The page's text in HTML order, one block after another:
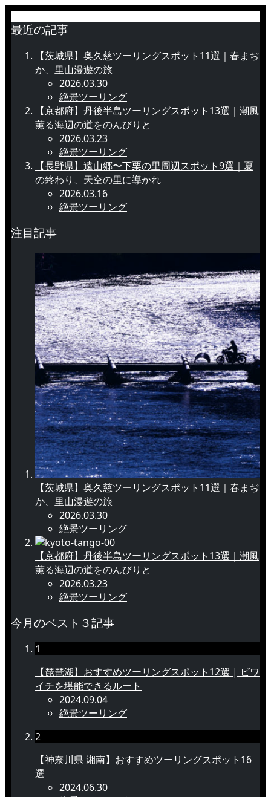
最近の記事
【茨城県】奥久慈ツーリングスポット11選｜春まぢ
か、里山漫遊の旅
2026.03.30
絶景ツーリング
【京都府】丹後半島ツーリングスポット13選｜潮風
薫る海辺の道をのんびりと
2026.03.23
絶景ツーリング
【長野県】遠山郷〜下栗の里周辺スポット9選｜夏
の終わり、天空の里に導かれ
2026.03.16
絶景ツーリング
注目記事
【茨城県】奥久慈ツーリングスポット11選｜春まぢ
か、里山漫遊の旅
2026.03.30
絶景ツーリング
【京都府】丹後半島ツーリングスポット13選｜潮風
薫る海辺の道をのんびりと
2026.03.23
絶景ツーリング
今月のベスト３記事
1
【琵琶湖】おすすめツーリングスポット12選 | ビワ
イチを堪能できるルート
2024.09.04
絶景ツーリング
2
【神奈川県 湘南】おすすめツーリングスポット16
選
2024.06.30